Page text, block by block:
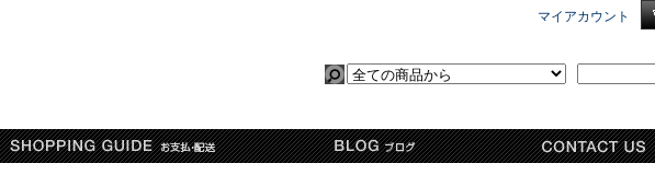
マイアカウント